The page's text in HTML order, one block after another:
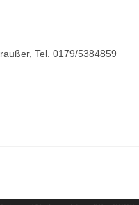
Tel. 0179/5384859